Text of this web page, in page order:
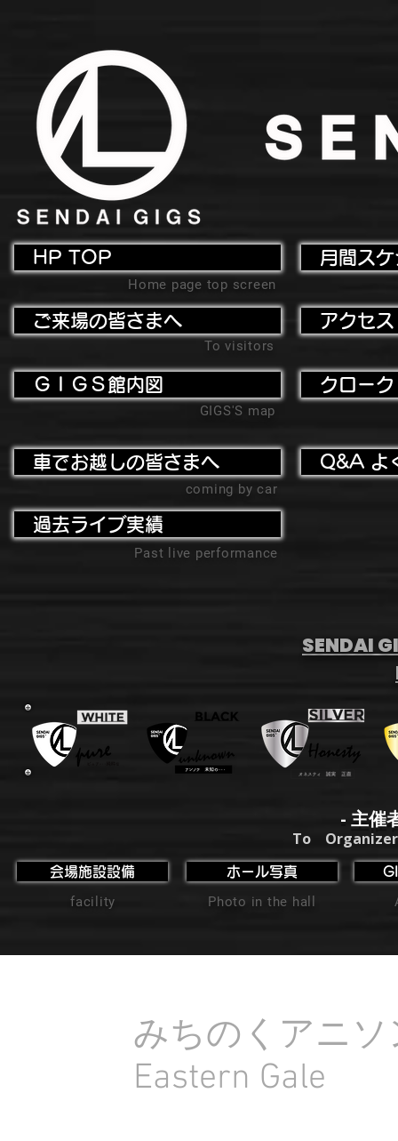
HP TOP
Home page top screen
ご来場の皆さまへ
To visitors
ＧＩＧＳ館内図
GIGS'S map
月間ス
アクセ
クローク
車でお越しの皆さまへ
coming by car
過去ライブ実績
Past live performance
Q&A よ
SENDAI
- 主催
To
会場施設設備
facility
ホール写真
Photo in the hall
みちのくアニ
Eastern Gale